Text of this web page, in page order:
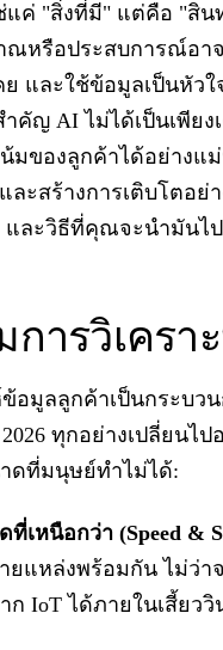
แค่ "สิ่งที่มี" แต่คือ "สิ
หรือประสบการณ์อา
ย และใช้ข้อมูลเป็นหั
คัญ AI ไม่ได้เป็นเพีย
มของลูกค้าได้อย่างแ
ละสร้างการเติบโตอ
ละวิธีที่คุณจะนำมันไ
ารวิเครา
อมูลลูกค้าเป็นกระบ
ทุกอย่างเปลี่ยนไ
ดที่มนุษย์ทำไม่ได้:
เหนือกว่า (Speed &
ยแหล่งพร้อมกัน ไม่ว่
IoT ได้ภายในเสี้ยว